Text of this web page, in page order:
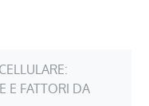
E FATTORI DA